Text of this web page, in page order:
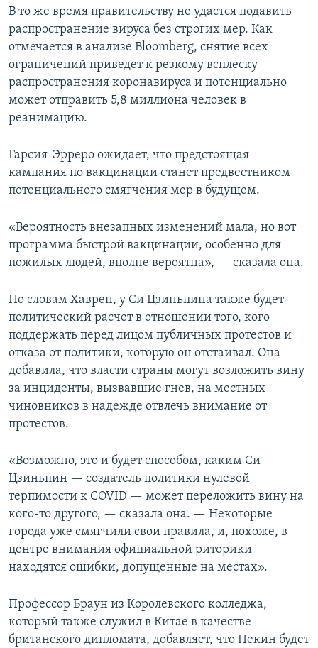
В то же время правительству не удастся подавить
распространение вируса без строгих мер. Как
отмечается в анализе Bloomberg, снятие всех
ограничений приведет к резкому всплеску
распространения коронавируса и потенциально
может отправить 5,8 миллиона человек в
реанимацию.
Гарсия-Эрреро ожидает, что предстоящая
кампания по вакцинации станет предвестником
потенциального смягчения мер в будущем.
«Вероятность внезапных изменений мала, но вот
программа быстрой вакцинации, особенно для
пожилых людей, вполне вероятна», — сказала она.
По словам Хаврен, у Си Цзиньпина также будет
политический расчет в отношении того, кого
поддержать перед лицом публичных протестов и
отказа от политики, которую он отстаивал. Она
добавила, что власти страны могут возложить вину
за инциденты, вызвавшие гнев, на местных
чиновников в надежде отвлечь внимание от
протестов.
«Возможно, это и будет способом, каким Си
Цзиньпин — создатель политики нулевой
терпимости к COVID — может переложить вину на
кого-то другого, — сказала она. — Некоторые
города уже смягчили свои правила, и, похоже, в
центре внимания официальной риторики
находятся ошибки, допущенные на местах».
Профессор Браун из Королевского колледжа,
который также служил в Китае в качестве
британского дипломата, добавляет, что Пекин будет